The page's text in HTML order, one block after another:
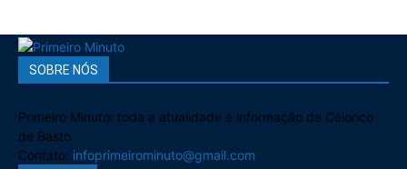
SOBRE NÓS
Primeiro Minuto: toda a atualidade e informação de Celorico
de Basto.
Contato: infoprimeirominuto@gmail.com